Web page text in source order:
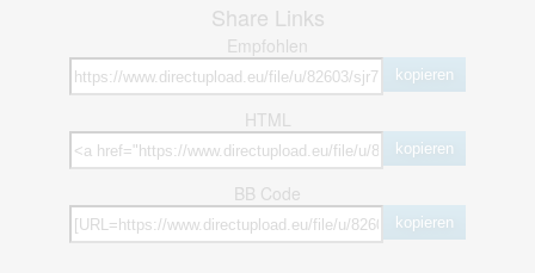
Share Links
Empfohlen
kopieren
HTML
kopieren
BB Code
kopieren